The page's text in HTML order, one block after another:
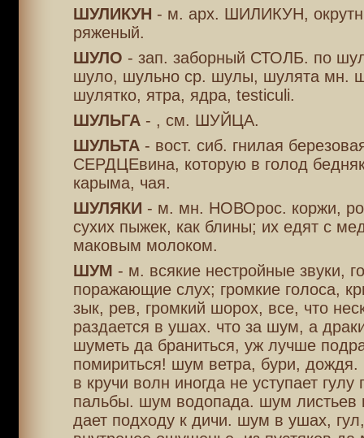
ШУЛИКУН - м. арх. ШИЛИКУН,
ряженый.
ШУЛО - зап. заборный СТОЛБ. по
шуло, шульно ср. шулы, шулята мн.
шулятко, ятра, ядра, testiculi.
ШУЛЬГА- , см. ШУЙЦА.
ШУЛЬТА- вост. сиб. гнилая
СЕРДЦЕвина, которую в голод
карыма, чая.
ШУЛЯКИ - м. мн. НОВОрос. коржи,
сухих пыжек, как блины; их едят с
маковым молоком.
ШУМ - м. всякие нестройные звуки,
поражающие слух; громкие голоса,
зык, рев, громкий шорох, все, что
раздается в ушах. что за шум, а
шуметь да браниться, уж лучше
помириться! шум ветра, бури,
в кручи волн иногда не уступает гулу
пальбы. шум водопада. шум листьев
дает подходу к дичи. шум в ушах,